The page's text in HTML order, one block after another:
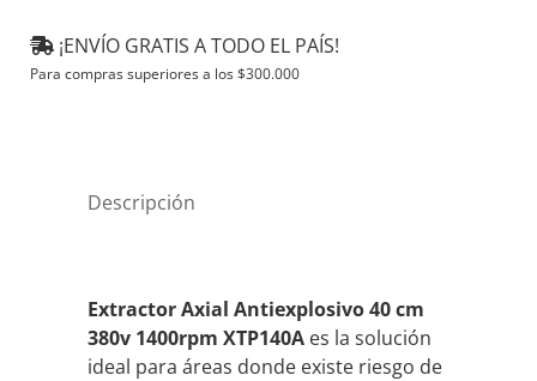
40
cm
380v
¡ENVÍO GRATIS A TODO EL PAÍS!
Para compras superiores a los$300.000
Descripción
Extractor Axial Antiexplosivo 40 cm
380v 1400rpm XTP140A es la solución
ideal para áreas donde existe riesgo de